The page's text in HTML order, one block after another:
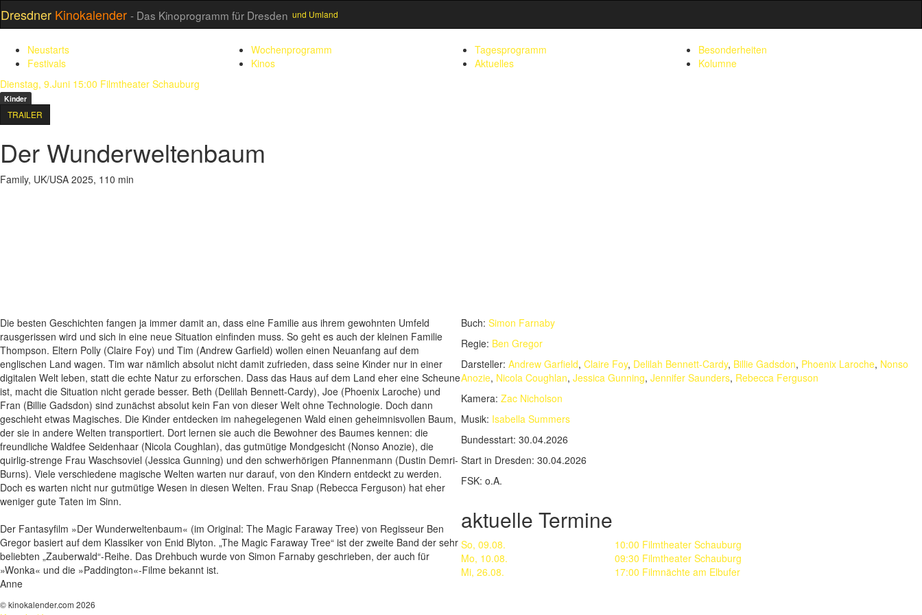
Dresdner Kinokalender - Das Kinoprogramm für Dresden und Umland
Neustarts Wochenprogramm Tagesprogramm
Besonderheiten
Festivals
Kinos Aktuelles
Kolumne
Dienstag, 9.Juni 15:00 Filmtheater Schauburg
Kinder
TRAILER
Der Wunderweltenbaum
Family, UK/USA 2025, 110 min
Die besten Geschichten fangen ja immer damit an, dass eine Familie aus ihrem gewohnten Umfeld
rausgerissen wird und sich in eine neue Situation einfinden muss. So geht es auch der kleinen Familie
Thompson. Eltern Polly (Claire Foy) und Tim (Andrew Garfield) wollen einen Neuanfang auf dem
englischen Land wagen. Tim war nämlich absolut nicht damit zufrieden, dass seine Kinder nur in einer
digitalen Welt leben, statt die echte Natur zu erforschen. Dass das Haus auf dem Land eher eine Scheune
ist, macht die Situation nicht gerade besser. Beth (Delilah Bennett-Cardy), Joe (Phoenix Laroche) und
Fran (Billie Gadsdon) sind zunächst absolut kein Fan von dieser Welt ohne Technologie. Doch dann
geschieht etwas Magisches. Die Kinder entdecken im nahegelegenen Wald einen geheimnisvollen Baum,
der sie in andere Welten transportiert. Dort lernen sie auch die Bewohner des Baumes kennen: die
freundliche Waldfee Seidenhaar (Nicola Coughlan), das gutmütige Mondgesicht (Nonso Anozie), die
quirlig-strenge Frau Waschsoviel (Jessica Gunning) und den schwerhörigen Pfannenmann (Dustin Demri-
Burns). Viele verschiedene magische Welten warten nur darauf, von den Kindern entdeckt zu werden.
Doch es warten nicht nur gutmütige Wesen in diesen Welten. Frau Snap (Rebecca Ferguson) hat eher
weniger gute Taten im Sinn.
Der Fantasyfilm »Der Wunderweltenbaum« (im Original: The Magic Faraway Tree) von Regisseur Ben
Gregor basiert auf dem Klassiker von Enid Blyton. „The Magic Faraway Tree“ ist der zweite Band der sehr
beliebten „Zauberwald“-Reihe. Das Drehbuch wurde von Simon Farnaby geschrieben, der auch für
»Wonka« und die »Paddington«-Filme bekannt ist.
Anne
Buch: Simon Farnaby
Regie: Ben Gregor
Darsteller: Andrew Garfield, Claire Foy, Delilah Bennett-Cardy, Billie Gadsdon, Phoenix Laroche, Nonso
Anozie, Nicola Coughlan, Jessica Gunning, Jennifer Saunders, Rebecca Ferguson
Kamera: Zac Nicholson
Musik: Isabella Summers
Bundesstart: 30.04.2026
Start in Dresden: 30.04.2026
FSK: o.A.
aktuelle Termine
So, 09.08.
10:00 Filmtheater Schauburg
Mo, 10.08.
09:30 Filmtheater Schauburg
Mi, 26.08.
17:00 Filmnächte am Elbufer
© kinokalender.com 2026